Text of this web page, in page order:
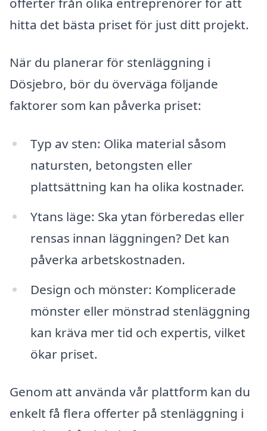
hitta det bästa priset för just ditt projekt.
När du planerar för stenläggning i
Dösjebro, bör du överväga följande
faktorer som kan påverka priset:
Typ av sten: Olika material såsom
natursten, betongsten eller
plattsättning kan ha olika kostnader.
Ytans läge: Ska ytan förberedas eller
rensas innan läggningen? Det kan
påverka arbetskostnaden.
Design och mönster: Komplicerade
mönster eller mönstrad stenläggning
kan kräva mer tid och expertis, vilket
ökar priset.
Genom att använda vår plattform kan du
enkelt få flera offerter på stenläggning i